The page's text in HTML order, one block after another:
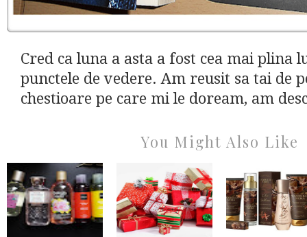
Cred ca luna a asta a fost cea mai plina
punctele de vedere. Am reusit sa tai de
chestioare pe care mi le doream, am
You Might Also Like